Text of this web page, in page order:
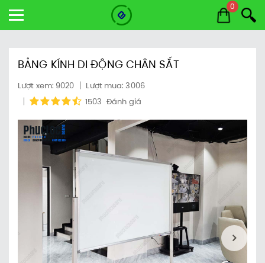
0
BẢNG KÍNH DI ĐỘNG CHÂN SẮT
Lượt xem: 9020
Lượt mua: 3006
1503 Đánh giá